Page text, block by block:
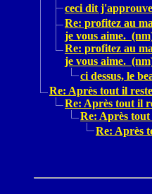
ceci dit
Re: profitez au
je vous aime.
Re: profitez au
je vous aime.
ci dessus, le
Re: Après tout il
Re: Après tout il
Re: Après tout
Re: Après